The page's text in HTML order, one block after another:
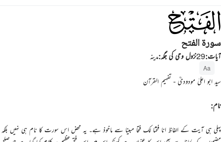
048
سورة الفتح
آیات:
29نزول وحی کی جگہ:مدینہ
Aa
سید ابو اعلیٰ مودودیؒ - تفہیم القرآن
نام:
پہلی ہی آیت کے الفاظ انا فتحنا لک فتحا مبینا سے ماخوذ ہے۔ یہ محض اس سورت کا نام ہی نہیں بلکہ